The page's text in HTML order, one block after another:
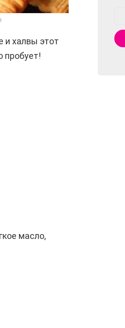
и халвы этот
пробует!
масло,